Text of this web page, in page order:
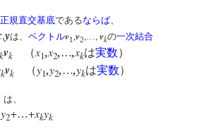
正規直交基底であるならば
,yは、 ベクトルv1,v2,…, vkの一次結合
kvk （x1,x2,…,xkは実数）
kvk （y1,y2,…,ykは実数）
は、
y2+…+xkyk